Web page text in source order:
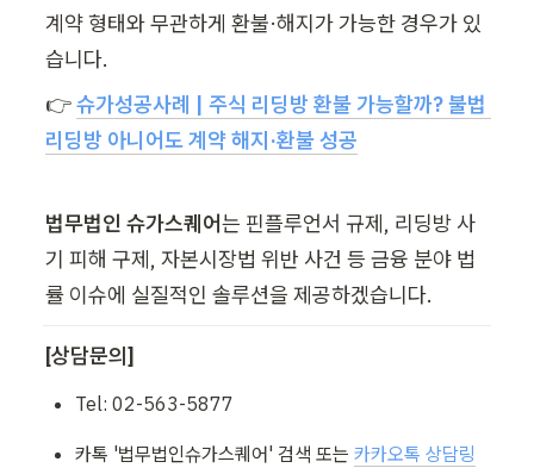
계약 형태와 무관하게 환불·해지가 가능한 경우가 있
습니다.
👉 슈가성공사례 | 주식 리딩방 환불 가능할까? 불법
리딩방 아니어도 계약 해지·환불 성공
법무법인 슈가스퀘어는 핀플루언서 규제, 리딩방 사
기 피해 구제, 자본시장법 위반 사건 등 금융 분야 법
률 이슈에 실질적인 솔루션을 제공하겠습니다.
[상담문의]
Tel: 02-563-5877
카톡 '법무법인슈가스퀘어' 검색 또는 카카오톡 상담링